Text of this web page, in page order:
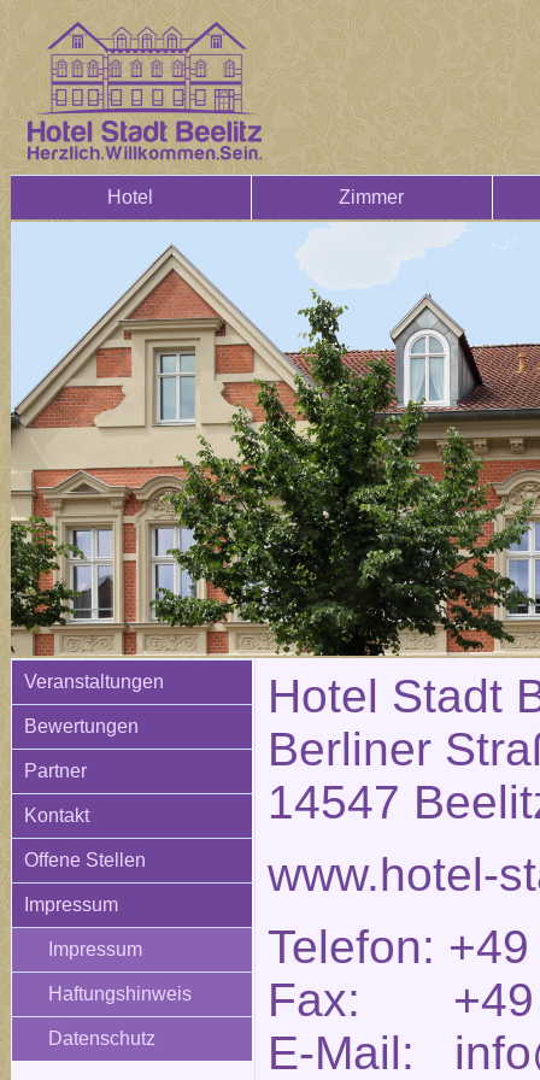
Hotel Zimmer
Veranstaltungen
Bewertungen
Partner
Kontakt
Offene Stellen
Impressum
Impressum
Haftungshinweis
Datenschutz
Hotel Stadt
Berliner
14547
www.hotel-
Telefon:
Fax: +49
E-Mail: